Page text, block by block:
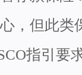
，但此类
指引要